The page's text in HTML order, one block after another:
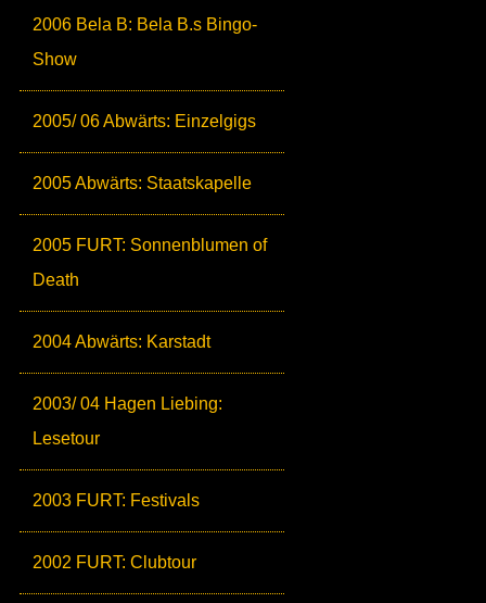
2006 Bela B: Bela B.s Bingo-
Show
2005/ 06 Abwärts: Einzelgigs
2005 Abwärts: Staatskapelle
2005 FURT: Sonnenblumen of
Death
2004 Abwärts: Karstadt
2003/ 04 Hagen Liebing:
Lesetour
2003 FURT: Festivals
2002 FURT: Clubtour